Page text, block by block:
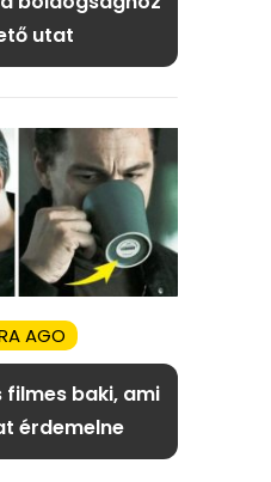
utat
AGO
baki, ami
érdemelne